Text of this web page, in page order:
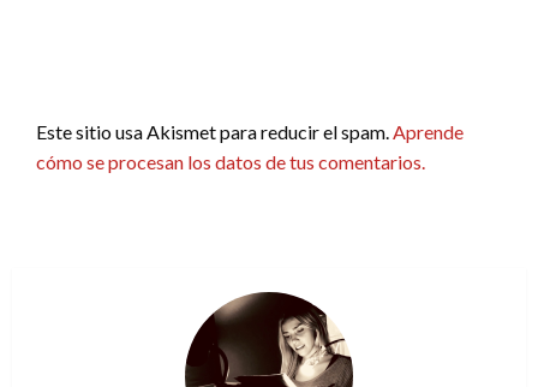
Este sitio usa Akismet para reducir el spam.Aprende
cómo se procesan los datos de tus comentarios.